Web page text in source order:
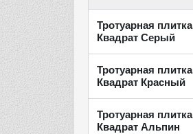
Тротуарная плитка
Квадрат Серый
Тротуарная плитка
Квадрат Красный
Тротуарная плитка
Квадрат Альпин